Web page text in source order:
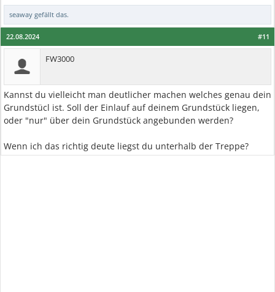
seaway gefällt das.
#11
22.08.2024
FW3000
Kannst du vielleicht man deutlicher machen welches genau dein
Grundstücl ist. Soll der Einlauf auf deinem Grundstück liegen,
oder "nur" über dein Grundstück angebunden werden?
Wenn ich das richtig deute liegst du unterhalb der Treppe?